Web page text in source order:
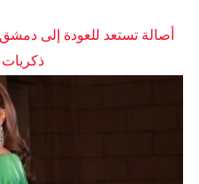
أصالة تستعد للعودة إلى
ذكريات